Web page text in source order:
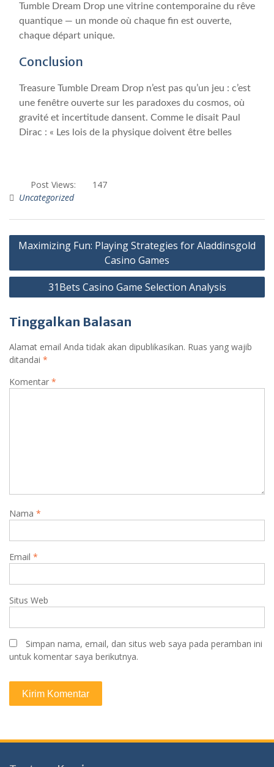
Tumble Dream Drop une vitrine contemporaine du rêve
quantique — un monde où chaque fin est ouverte,
chaque départ unique.
Conclusion
Treasure Tumble Dream Drop n’est pas qu’un jeu : c’est
une fenêtre ouverte sur les paradoxes du cosmos, où
gravité et incertitude dansent. Comme le disait Paul
Dirac : « Les lois de la physique doivent être belles
Post Views:
147
Uncategorized
Maximizing Fun: Playing Strategies for Aladdinsgold
Casino Games
31Bets Casino Game Selection Analysis
Tinggalkan Balasan
Alamat email Anda tidak akan dipublikasikan. Ruas yang wajib
ditandai *
Komentar *
Nama *
Email *
Situs Web
Simpan nama, email, dan situs web saya pada peramban ini
untuk komentar saya berikutnya.